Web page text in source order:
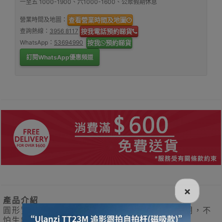
一至五 1000-1900、六1000-1600、公眾假期休息
營業時間及地圖： 查看營業時間及地圖
查詢熱線： 3956 8117 按我電話預約睇貨
WhatsApp： 53694990 按我 預約睇貨
訂閱WhatsApp優惠頻道
產品介紹
圓形實心包膠啞鈴 加粗實心圓鋼手柄，防滑耐用，不
×